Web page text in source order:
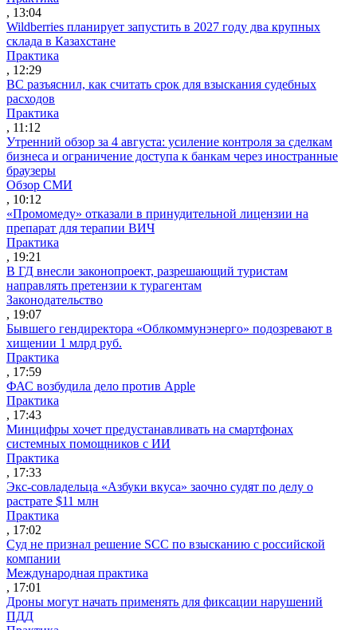
, 13:04
Wildberries планирует запустить в 2027 году два крупных
склада в Казахстане
Практика
, 12:29
ВС разъяснил, как считать срок для взыскания судебных
расходов
Практика
, 11:12
Утренний обзор за 4 августа: усиление контроля за сделкам
бизнеса и ограничение доступа к банкам через иностранные
браузеры
Обзор СМИ
, 10:12
«Промомеду» отказали в принудительной лицензии на
препарат для терапии ВИЧ
Практика
, 19:21
В ГД внесли законопроект, разрешающий туристам
направлять претензии к турагентам
Законодательство
, 19:07
Бывшего гендиректора «Облкоммунэнерго» подозревают в
хищении 1 млрд руб.
Практика
, 17:59
ФАС возбудила дело против Apple
Практика
, 17:43
Минцифры хочет предустанавливать на смартфонах
системных помощников с ИИ
Практика
, 17:33
Экс-совладельца «Азбуки вкуса» заочно судят по делу о
растрате $11 млн
Практика
, 17:02
Суд не признал решение SCC по взысканию с российской
компании
Международная практика
, 17:01
Дроны могут начать применять для фиксации нарушений
ПДД